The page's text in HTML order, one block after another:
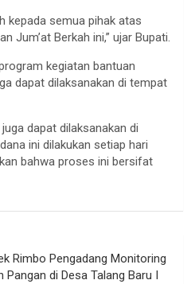
kepada semua pihak atas
Jum’at Berkah ini,” ujar Bupati.
kegiatan bantuan
dapat dilaksanakan di tempat
dapat dilaksanakan di
ini dilakukan setiap hari
bahwa proses ini bersifat
Rimbo Pengadang Monitoring
di Desa Talang Baru I